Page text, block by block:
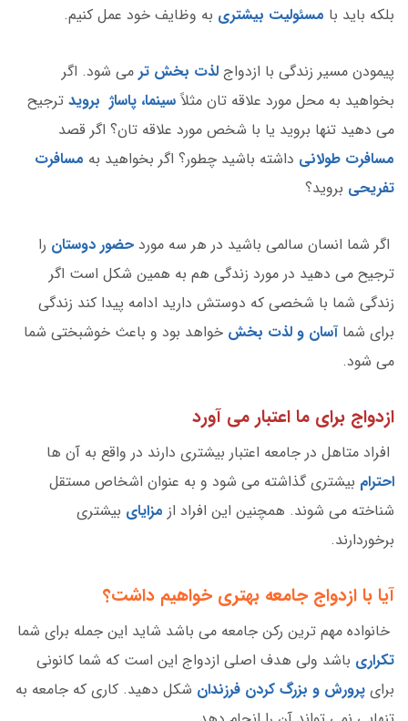
بلکه باید با مسئولیت بیشتری به وظایف خود عمل کنیم.
پیمودن مسیر زندگی با ازدواج لذت بخش تر می شود. اگر
بخواهید به محل مورد علاقه تان مثلاً سینما، پاساژ بروید ترجیح
می دهید تنها بروید یا با شخص مورد علاقه تان؟ اگر قصد
مسافرت طولانی داشته باشید چطور؟ اگر بخواهید به مسافرت
تفریحی بروید؟
اگر شما انسان سالمی باشید در هر سه مورد حضور دوستان را
ترجیح می دهید در مورد زندگی هم به همین شکل است اگر
زندگی شما با شخصی که دوستش دارید ادامه پیدا کند زندگی
برای شماآسان و لذت بخش خواهد بود و باعث خوشبختی شما
می شود.
ازدواج برای ما اعتبار می آورد
افراد متاهل در جامعه اعتبار بیشتری دارند در واقع به آن ها
احترام بیشتری گذاشته می شود و به عنوان اشخاص مستقل
شناخته می شوند. همچنین این افراد از مزایای بیشتری
برخوردارند.
آیا با ازدواج جامعه بهتری خواهیم داشت؟
خانواده مهم ترین رکن جامعه می باشد شاید این جمله برای شما
تکراری باشد ولی هدف اصلی ازدواج این است که شما کانونی
برای پرورش و بزرگ کردن فرزندان شکل دهید. کاری که جامعه به